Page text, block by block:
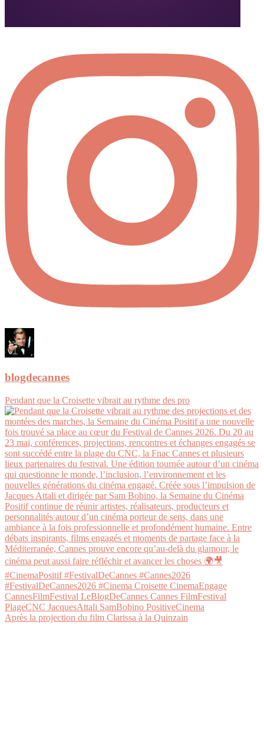
blogdecannes
Pendant que la Croisette vibrait au rythme des pro
Après la projection du film Clarissa à la Quinzain